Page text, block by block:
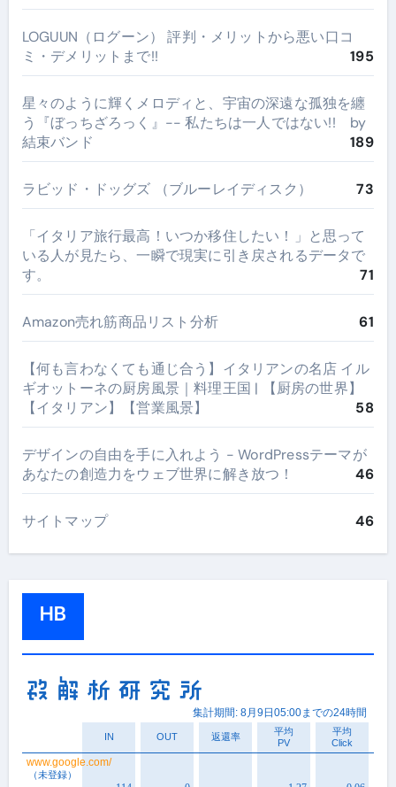
LOGUUN（ログーン） 評判・メリットから悪い口コ
ミ・デメリットまで!!
195
星々のように輝くメロディと、宇宙の深遠な孤独を纏
う『ぼっちざろっく』-- 私たちは一人ではない!! by
結束バンド
189
ラビッド・ドッグズ （ブルーレイディスク） 73
​「イタリア旅行最高！いつか移住したい！」と思って
いる人が見たら、一瞬で現実に引き戻されるデータで
す。
71
Amazon売れ筋商品リスト分析 61
【何も言わなくても通じ合う】イタリアンの名店 イル
ギオットーネの厨房風景｜料理王国 | 【厨房の世界】
【イタリアン】【営業風景】
58
デザインの自由を手に入れよう - WordPressテーマが
あなたの創造力をウェブ世界に解き放つ！
46
サイトマップ 46
HB